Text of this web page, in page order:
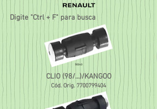
Digite "Ctrl + F" para busca
50243
CLIO (98/...)/KANGOO
Cód. Orig.7700799404